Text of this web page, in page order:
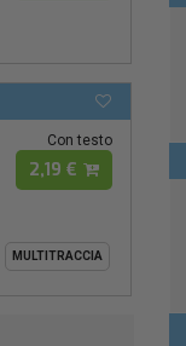
Con testo
2,19 €
MULTITRACCIA